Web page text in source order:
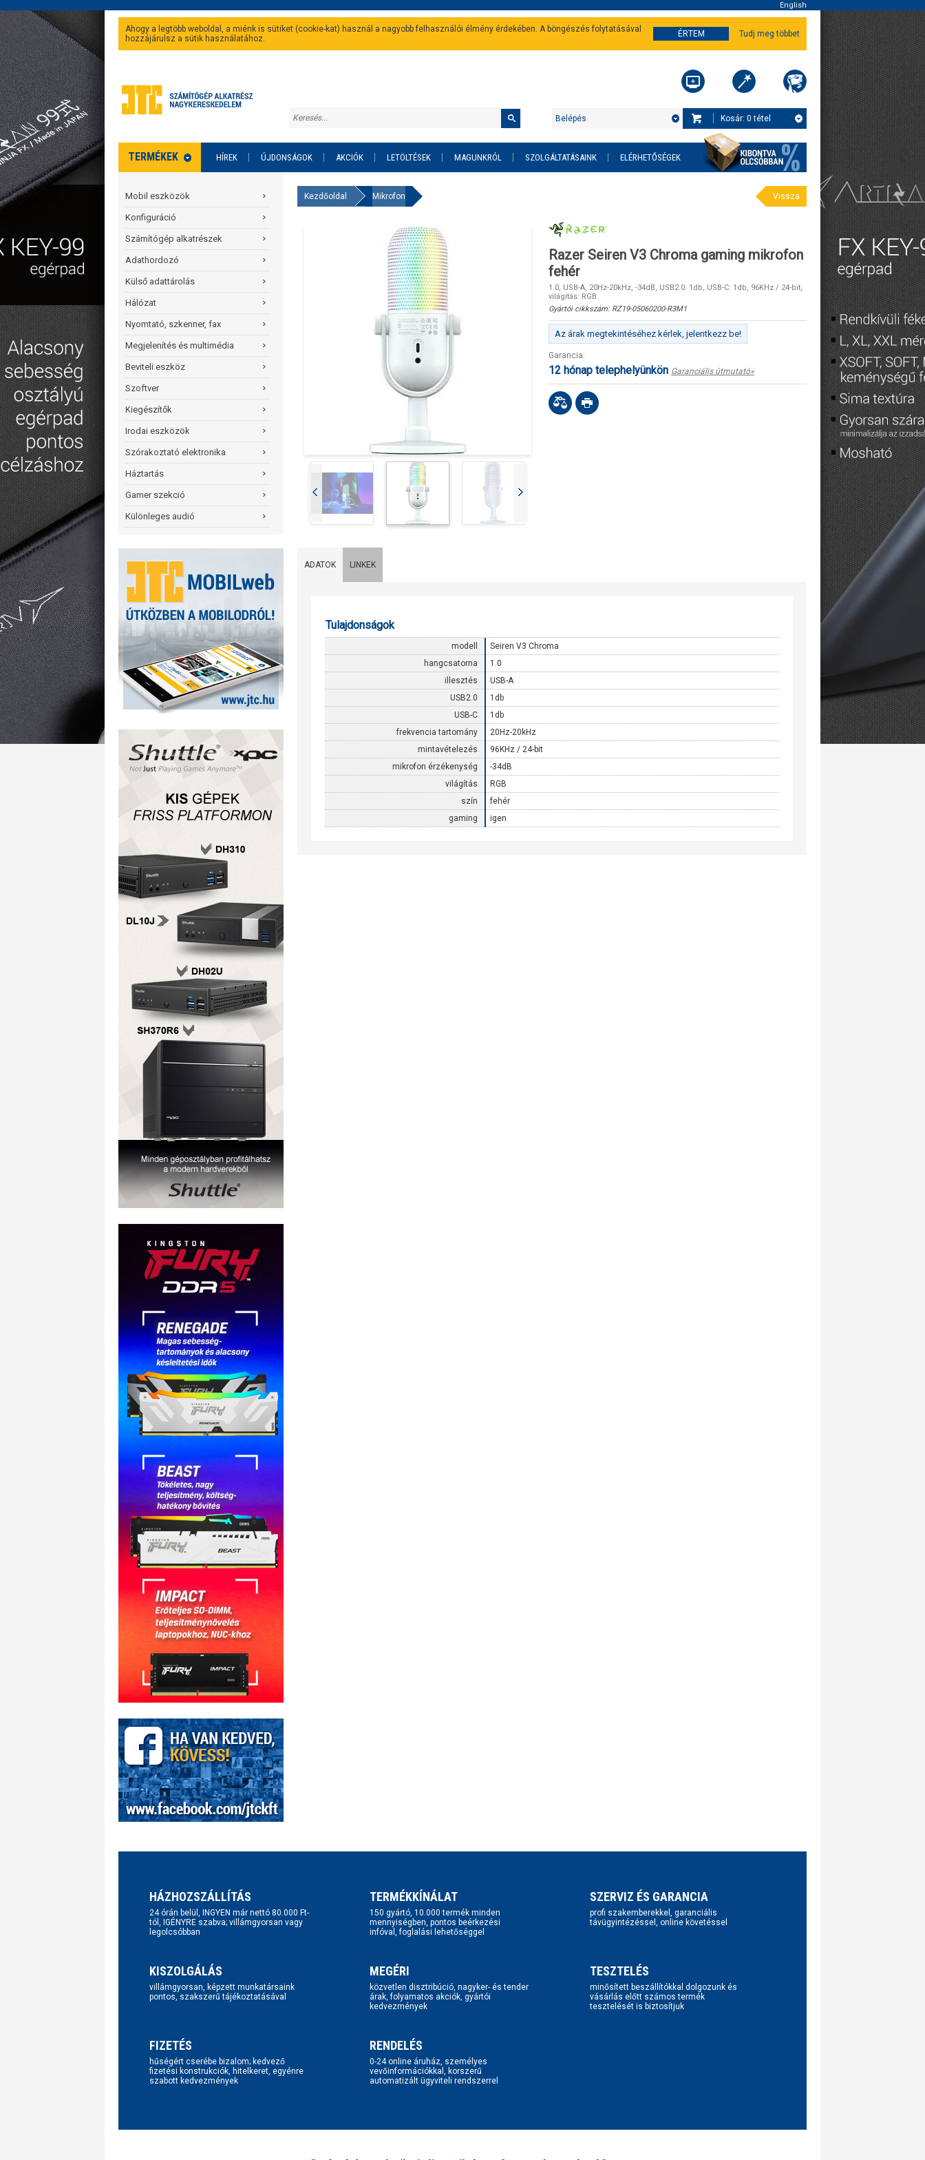
English
Ahogy a legtöbb weboldal, a miénk is sütiket (cookie-kat) használ a nagyobb felhasználói élmény érdekében. A böngészés folytatásával
hozzájárulsz a sütik használatához.
ÉRTEM Tudj meg többet
Kosár: 0 tétel
Belépés
TERMÉKEK HÍREK ÚJDONSÁGOK AKCIÓK LETÖLTÉSEK MAGUNKRÓL SZOLGÁLTATÁSAINK ELÉRHETŐSÉGEK
Mobil eszközök
Konfiguráció
Számítógép alkatrészek
Adathordozó
Külső adattárolás
Hálózat
Nyomtató, szkenner, fax
Megjelenítés és multimédia
Beviteli eszköz
Szoftver
Kiegészítők
Irodai eszközök
Szórakoztató elektronika
Háztartás
Gamer szekció
Különleges audió
Kezdőoldal Mikrofon Vissza
Razer Seiren V3 Chroma gaming mikrofon
fehér
1.0, USB-A, 20Hz-20kHz, -34dB, USB2.0: 1db, USB-C: 1db, 96KHz / 24-bit,
világítás: RGB
Gyártói cikkszám: RZ19-05060200-R3M1
Az árak megtekintéséhez kérlek, jelentkezz be!
Garancia:
12 hónap telephelyünkön Garanciális útmutató»
ADATOK LINKEK
Tulajdonságok
modell
Seiren V3 Chroma
hangcsatorna
1.0
illesztés
USB-A
USB2.0
1db
USB-C
1db
frekvencia tartomány
20Hz-20kHz
mintavételezés
96KHz / 24-bit
mikrofon érzékenység
-34dB
világítás
RGB
szín
fehér
gaming
igen
HÁZHOZSZÁLLÍTÁS
24 órán belül, INGYEN már nettó 80.000 Ft-
tól, IGÉNYRE szabva; villámgyorsan vagy
legolcsóbban
TERMÉKKÍNÁLAT
150 gyártó, 10.000 termék minden
mennyiségben, pontos beérkezési
infóval, foglalási lehetőséggel
SZERVIZ ÉS GARANCIA
profi szakemberekkel, garanciális
távügyintézéssel, online követéssel
KISZOLGÁLÁS
villámgyorsan, képzett munkatársaink
pontos, szakszerű tájékoztatásával
MEGÉRI
közvetlen disztribúció, nagyker- és tender
árak, folyamatos akciók, gyártói
kedvezmények
TESZTELÉS
minősített beszállítókkal dolgozunk és
vásárlás előtt számos termék
tesztelését is biztosítjuk
FIZETÉS
hűségért cserébe bizalom; kedvező
fizetési konstrukciók, hitelkeret, egyénre
szabott kedvezmények
RENDELÉS
0-24 online áruház, személyes
vevőinformációkkal, korszerű
automatizált ügyviteli rendszerrel